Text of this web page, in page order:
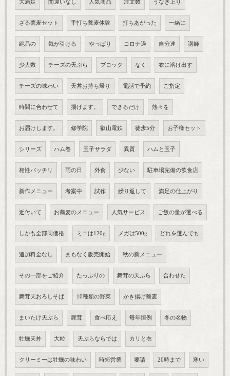
大満足 間違いなし 人気商品 注文数 うなぎ上り
ざる蕎麦セット 手打ち蕎麦体験 打ちあがった 一緒に
絶品の 気が引ける やっぱり コロナ過 自分達 講師
少人数 チーズの天ぷら ブロック なく 衣に溶け出す
チーズの味わい 天丼お持ち帰り 電話で予約 ご指定
時間に合わせて 揚げます。 できるだけ 熱々を
お届けします。 修学院 叡山電鉄 徒歩5分 お子様セット
シリーズ ハム巻 玉子サラダ 異質 ハムと玉子
相性バッチリ 雨の日 外食 少ない 駐車場完備の飲食店
新作メニュー 考案中 試作 繰り返して 満足の仕上がり
近付いて お蕎麦のメニュー 人気サービス ご飯の量が選べる
しかも全部同価格 ミニは120g メガは500g どれを選んでも
追加料金なし まもなく販売開始 秋の新メニュー
その一部をご紹介 たっぷりの 舞茸の天ぷら 合わせた
舞茸天おろしそば 10種類の野菜 かき揚げ蕎麦
まいたけ天ぷら 舞茸 食べ応え 毎年恒例 冬の名物
牡蠣天丼 大粒 天ぷらならでは カリと衣
クリーミーは牡蠣の味わい 時短営業 要請 20時まで 寒い